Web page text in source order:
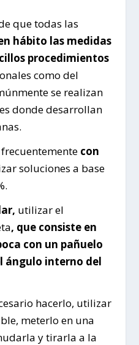
que todas las
hábito las medidas
procedimientos
como del
se realizan
donde desarrollan
con
soluciones a base
utilizar el
, que consiste en
con un pañuelo
ángulo interno del
hacerlo, utilizar
meterlo en una
y tirarla a la